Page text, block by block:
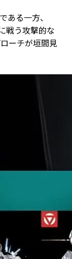
ある一方、
戦う攻撃的な
ーチが垣間見